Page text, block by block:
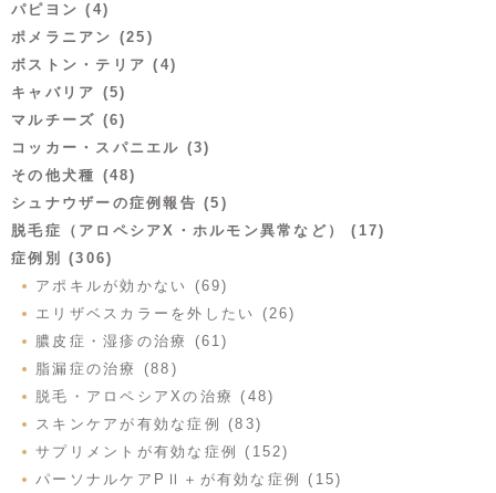
パピヨン (4)
ポメラニアン (25)
ボストン・テリア (4)
キャバリア (5)
マルチーズ (6)
コッカー・スパニエル (3)
その他犬種 (48)
シュナウザーの症例報告 (5)
脱毛症（アロペシアX・ホルモン異常など） (17)
症例別 (306)
アポキルが効かない (69)
エリザベスカラーを外したい (26)
膿皮症・湿疹の治療 (61)
脂漏症の治療 (88)
脱毛・アロペシアXの治療 (48)
スキンケアが有効な症例 (83)
サプリメントが有効な症例 (152)
パーソナルケアPⅡ＋が有効な症例 (15)